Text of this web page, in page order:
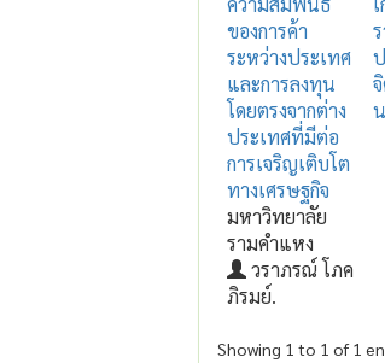
ของการค้า
ระหว่างประเทศ
และการลงทุน
โดยตรงจากต่าง
ประเทศที่มีต่อ
การเจริญเติบโต
ทางเศรษฐกิจ
มหาวิทยาลัย
รามคำแหง
วราภรณ์ โภค
ภิรมย์.
Showing 1 to 1 of 1